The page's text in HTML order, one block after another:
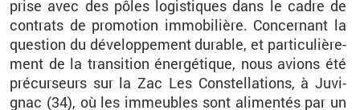
prise avec des pôles lo­gis­tiques dans le cadre de
contrats de pro­mo­tion im­mo­bi­lière. Concer­nant la
ques­tion du dé­ve­lop­pe­ment du­rable, et par­ti­cu­liè­re­
ment de la tran­si­tion éner­gé­tique, nous avions été
pré­cur­seurs sur la Zac Les Constel­la­tions, à Ju­vi­
gnac (34), où les im­meubles sont ali­men­tés par un